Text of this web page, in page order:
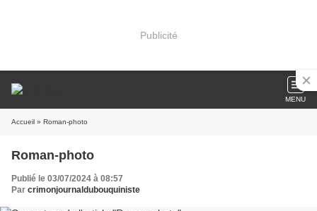
Publicité
MENU
Accueil » Roman-photo
Roman-photo
Publié le 03/07/2024 à 08:57
Par crimonjournaldubouquiniste